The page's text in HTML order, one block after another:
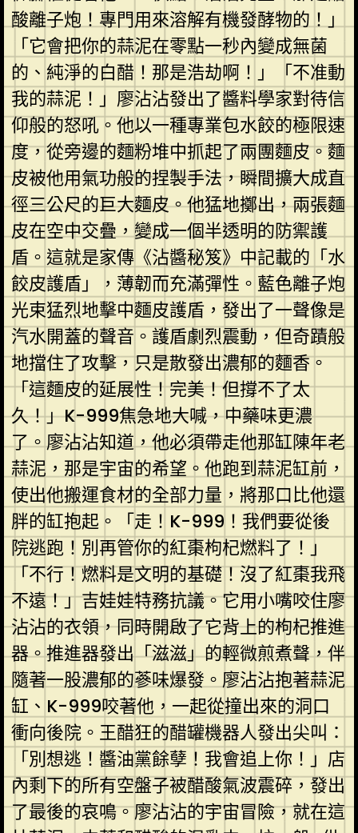
酸離子炮！專門用來溶解有機發酵物的！」
「它會把你的蒜泥在零點一秒內變成無菌
的、純淨的白醋！那是浩劫啊！」「不准動
我的蒜泥！」廖沾沾發出了醬料學家對待信
仰般的怒吼。他以一種專業包水餃的極限速
度，從旁邊的麵粉堆中抓起了兩團麵皮。麵
皮被他用氣功般的捏製手法，瞬間擴大成直
徑三公尺的巨大麵皮。他猛地擲出，兩張麵
皮在空中交疊，變成一個半透明的防禦護
盾。這就是家傳《沾醬秘笈》中記載的「水
餃皮護盾」，薄韌而充滿彈性。藍色離子炮
光束猛烈地擊中麵皮護盾，發出了一聲像是
汽水開蓋的聲音。護盾劇烈震動，但奇蹟般
地擋住了攻擊，只是散發出濃郁的麵香。
「這麵皮的延展性！完美！但撐不了太
久！」K-999焦急地大喊，中藥味更濃
了。廖沾沾知道，他必須帶走他那缸陳年老
蒜泥，那是宇宙的希望。他跑到蒜泥缸前，
使出他搬運食材的全部力量，將那口比他還
胖的缸抱起。「走！K-999！我們要從後
院逃跑！別再管你的紅棗枸杞燃料了！」
「不行！燃料是文明的基礎！沒了紅棗我飛
不遠！」吉娃娃特務抗議。它用小嘴咬住廖
沾沾的衣領，同時開啟了它背上的枸杞推進
器。推進器發出「滋滋」的輕微煎煮聲，伴
隨著一股濃郁的蔘味爆發。廖沾沾抱著蒜泥
缸、K-999咬著他，一起從撞出來的洞口
衝向後院。王醋狂的醋罐機器人發出尖叫：
「別想逃！醬油黨餘孽！我會追上你！」店
內剩下的所有空盤子被醋酸氣波震碎，發出
了最後的哀鳴。廖沾沾的宇宙冒險，就在這